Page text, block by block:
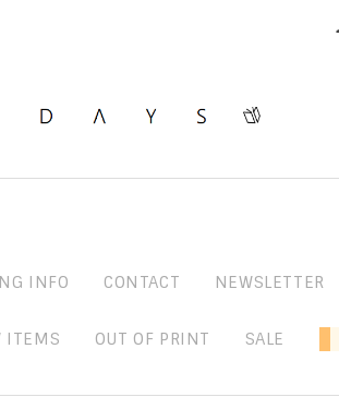
INFO CONTACT NEWSLETTER
ITEMS OUT OF PRINT SALE